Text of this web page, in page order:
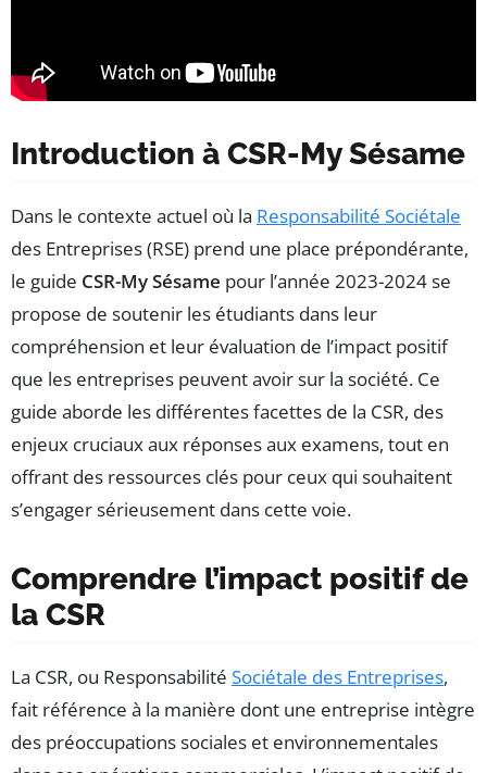
Introduction à CSR-My Sésame
Dans le contexte actuel où la Responsabilité Sociétale
des Entreprises (RSE) prend une place prépondérante,
le guide CSR-My Sésame pour l’année 2023-2024 se
propose de soutenir les étudiants dans leur
compréhension et leur évaluation de l’impact positif
que les entreprises peuvent avoir sur la société. Ce
guide aborde les différentes facettes de la CSR, des
enjeux cruciaux aux réponses aux examens, tout en
offrant des ressources clés pour ceux qui souhaitent
s’engager sérieusement dans cette voie.
Comprendre l’impact positif de
la CSR
La CSR, ou Responsabilité Sociétale des Entreprises,
fait référence à la manière dont une entreprise intègre
des préoccupations sociales et environnementales